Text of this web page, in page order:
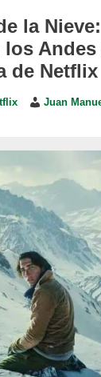
la
los Andes
de Netflix
Juan